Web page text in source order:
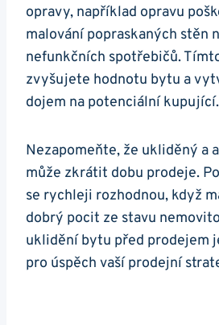
opravy, například opravu
malování popraskaných stěn
nefunkčních spotřebičů.
zvyšujete hodnotu bytu a
dojem na potenciální kupující.
Nezapomeňte, že ukliděný a
může zkrátit dobu prodeje.
se rychleji rozhodnou, když
dobrý pocit ze stavu
uklidění bytu před prodejem
pro úspěch vaší prodejní